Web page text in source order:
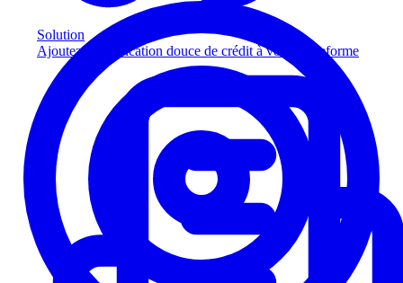
Solution
Ajoutez la vérification douce de crédit à votre plateforme